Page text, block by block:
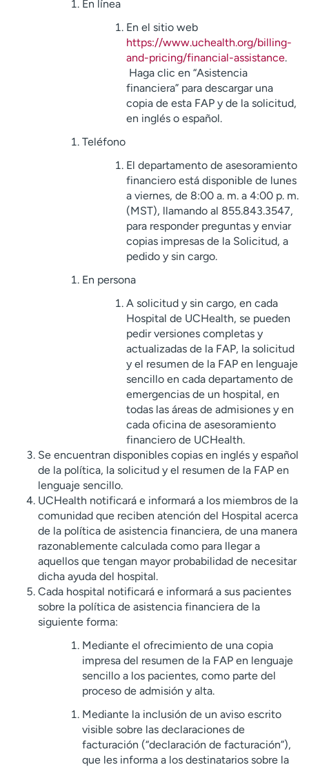
En línea
En el sitio web
https://www.uchealth.org/billing-
and-pricing/financial-assistance.
Haga clic en “Asistencia
financiera” para descargar una
copia de esta FAP y de la solicitud,
en inglés o español.
Teléfono
El departamento de asesoramiento
financiero está disponible de lunes
a viernes, de 8:00 a. m. a 4:00 p. m.
(MST), llamando al 855.843.3547,
para responder preguntas y enviar
copias impresas de la Solicitud, a
pedido y sin cargo.
En persona
A solicitud y sin cargo, en cada
Hospital de UCHealth, se pueden
pedir versiones completas y
actualizadas de la FAP, la solicitud
y el resumen de la FAP en lenguaje
sencillo en cada departamento de
emergencias de un hospital, en
todas las áreas de admisiones y en
cada oficina de asesoramiento
financiero de UCHealth.
Se encuentran disponibles copias en inglés y español
de la política, la solicitud y el resumen de la FAP en
lenguaje sencillo.
UCHealth notificará e informará a los miembros de la
comunidad que reciben atención del Hospital acerca
de la política de asistencia financiera, de una manera
razonablemente calculada como para llegar a
aquellos que tengan mayor probabilidad de necesitar
dicha ayuda del hospital.
Cada hospital notificará e informará a sus pacientes
sobre la política de asistencia financiera de la
siguiente forma:
Mediante el ofrecimiento de una copia
impresa del resumen de la FAP en lenguaje
sencillo a los pacientes, como parte del
proceso de admisión y alta.
Mediante la inclusión de un aviso escrito
visible sobre las declaraciones de
facturación (“declaración de facturación”),
que les informa a los destinatarios sobre la